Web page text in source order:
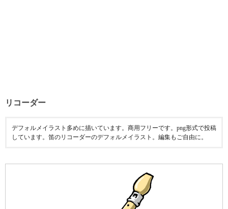
リコーダー
デフォルメイラスト多めに描いています。商用フリーです。png形式で投稿
しています。笛のリコーダーのデフォルメイラスト。編集もご自由に。